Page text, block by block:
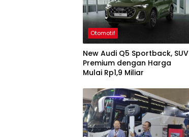
Otomotif
New Audi Q5 Sportback, SUV
Premium dengan Harga
Mulai Rp1,9 Miliar